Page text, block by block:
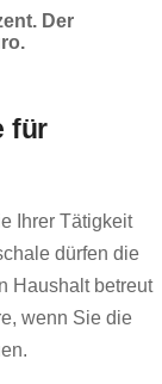
Der
für
Ihrer Tätigkeit
dürfen die
Haushalt betreut
wenn Sie die